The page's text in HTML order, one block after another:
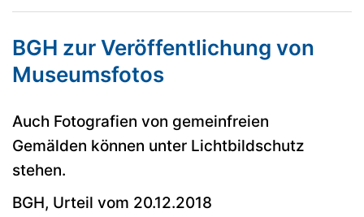
BGH zur Veröffentlichung von
Museumsfotos
Auch Fotografien von gemeinfreien
Gemälden können unter Lichtbildschutz
stehen.
BGH, Urteil vom 20.12.2018